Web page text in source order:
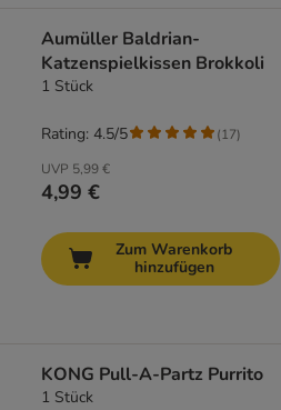
Aumüller Baldrian-
Katzenspielkissen Brokkoli
1 Stück
UVP 5,99 €
4,99 €
Rating: 4.5/5 (17)
Zum Warenkorb
hinzufügen
KONG Pull-A-Partz Purrito
1 Stück